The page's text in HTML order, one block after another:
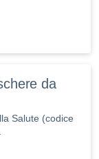
da
Salute (codice